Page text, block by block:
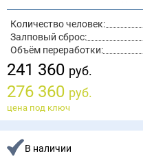
Количество человек:
Залповый сброс:
Объём переработки:
241 360 руб.
276 360 руб.
цена под ключ
В наличии